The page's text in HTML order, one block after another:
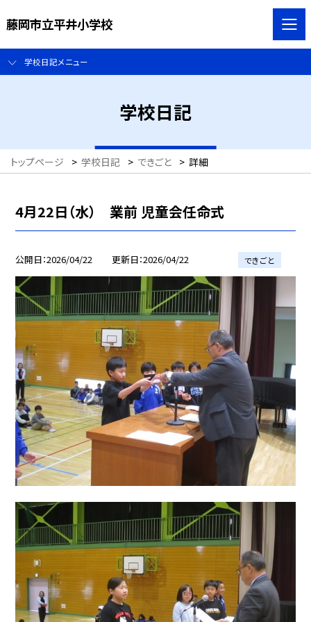
藤岡市立平井小学校
学校日記メニュー
学校日記
トップページ > 学校日記 > できごと > 詳細
4月22日（水） 業前 児童会任命式
公開日 2026/04/22 更新日 2026/04/22 できごと